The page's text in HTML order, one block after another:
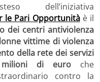
dell’iniziativa
le Pari Opportunitàè il
dei centri antiviolenza
vittime di violenza
della rete dei servizi
di euroche
contro la